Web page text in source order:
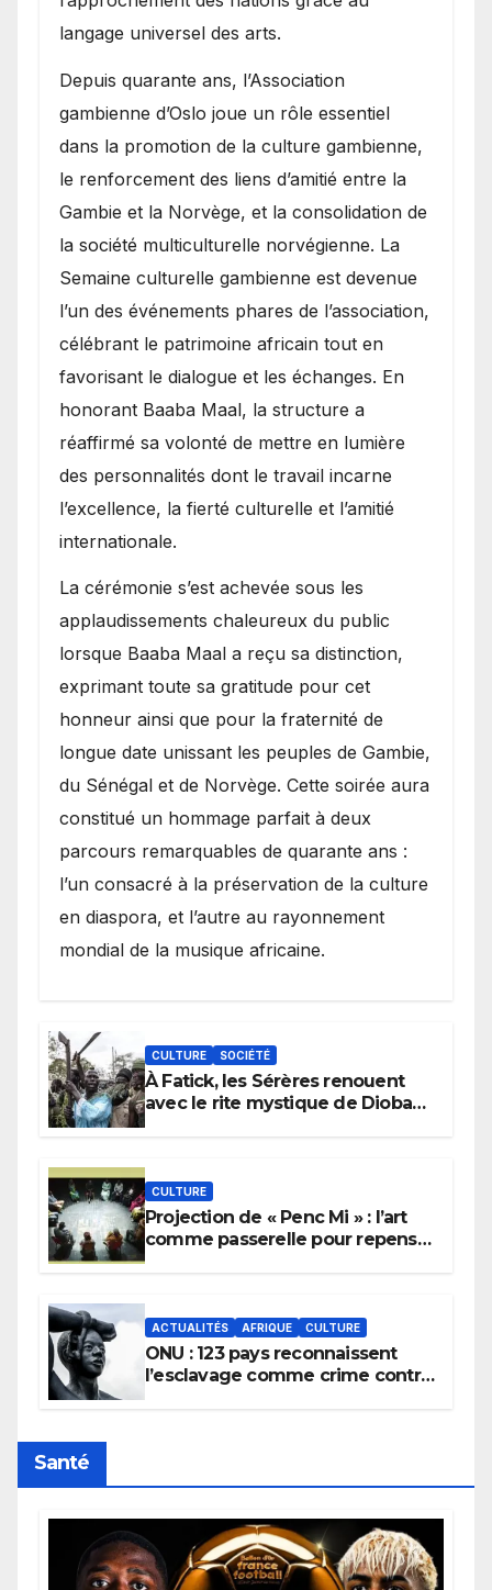
langage universel des arts.
​Depuis quarante ans, l’Association
gambienne d’Oslo joue un rôle essentiel
dans la promotion de la culture gambienne,
le renforcement des liens d’amitié entre la
Gambie et la Norvège, et la consolidation de
la société multiculturelle norvégienne. La
Semaine culturelle gambienne est devenue
l’un des événements phares de l’association,
célébrant le patrimoine africain tout en
favorisant le dialogue et les échanges. En
honorant Baaba Maal, la structure a
réaffirmé sa volonté de mettre en lumière
des personnalités dont le travail incarne
l’excellence, la fierté culturelle et l’amitié
internationale.
​La cérémonie s’est achevée sous les
applaudissements chaleureux du public
lorsque Baaba Maal a reçu sa distinction,
exprimant toute sa gratitude pour cet
honneur ainsi que pour la fraternité de
longue date unissant les peuples de Gambie,
du Sénégal et de Norvège. Cette soirée aura
constitué un hommage parfait à deux
parcours remarquables de quarante ans :
l’un consacré à la préservation de la culture
en diaspora, et l’autre au rayonnement
mondial de la musique africaine.
CULTURE SOCIÉTÉ
À Fatick, les Sérères renouent
avec le rite mystique de Diobaye
CULTURE
Projection de « Penc Mi » : l’art
comme passerelle pour repenser
ACTUALITÉS AFRIQUE CULTURE
ONU : 123 pays reconnaissent
l’esclavage comme crime contre
Santé